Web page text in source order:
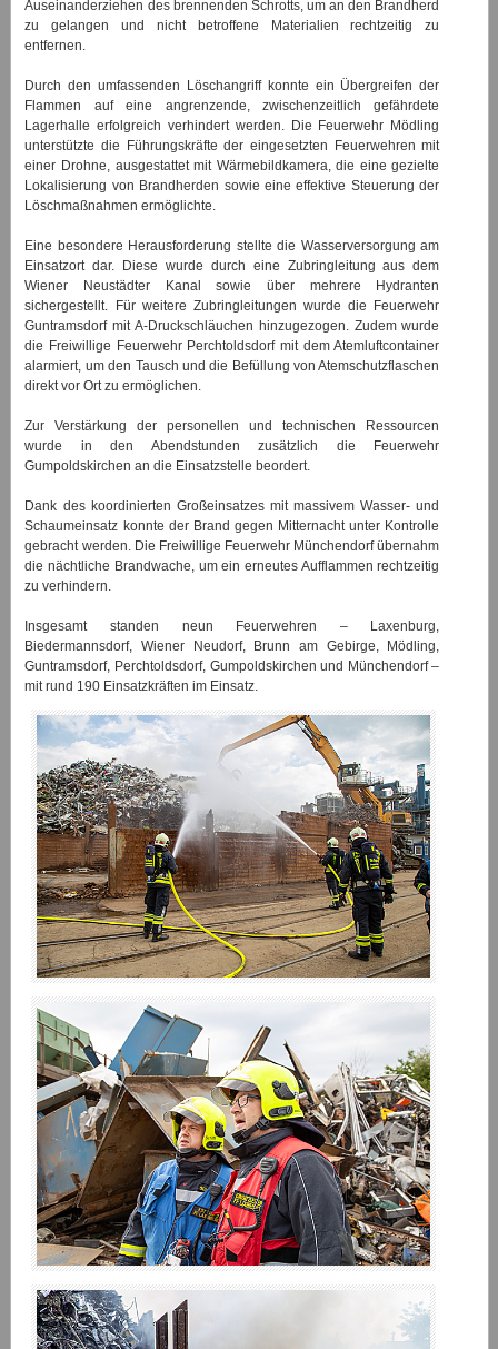
Auseinanderziehen des brennenden Schrotts, um an den Brandherd
zu gelangen und nicht betroffene Materialien rechtzeitig zu
entfernen.
Durch den umfassenden Löschangriff konnte ein Übergreifen der
Flammen auf eine angrenzende, zwischenzeitlich gefährdete
Lagerhalle erfolgreich verhindert werden. Die Feuerwehr Mödling
unterstützte die Führungskräfte der eingesetzten Feuerwehren mit
einer Drohne, ausgestattet mit Wärmebildkamera, die eine gezielte
Lokalisierung von Brandherden sowie eine effektive Steuerung der
Löschmaßnahmen ermöglichte.
Eine besondere Herausforderung stellte die Wasserversorgung am
Einsatzort dar. Diese wurde durch eine Zubringleitung aus dem
Wiener Neustädter Kanal sowie über mehrere Hydranten
sichergestellt. Für weitere Zubringleitungen wurde die Feuerwehr
Guntramsdorf mit A-Druckschläuchen hinzugezogen. Zudem wurde
die Freiwillige Feuerwehr Perchtoldsdorf mit dem Atemluftcontainer
alarmiert, um den Tausch und die Befüllung von Atemschutzflaschen
direkt vor Ort zu ermöglichen.
Zur Verstärkung der personellen und technischen Ressourcen
wurde in den Abendstunden zusätzlich die Feuerwehr
Gumpoldskirchen an die Einsatzstelle beordert.
Dank des koordinierten Großeinsatzes mit massivem Wasser- und
Schaumeinsatz konnte der Brand gegen Mitternacht unter Kontrolle
gebracht werden. Die Freiwillige Feuerwehr Münchendorf übernahm
die nächtliche Brandwache, um ein erneutes Aufflammen rechtzeitig
zu verhindern.
Insgesamt standen neun Feuerwehren – Laxenburg,
Biedermannsdorf, Wiener Neudorf, Brunn am Gebirge, Mödling,
Guntramsdorf, Perchtoldsdorf, Gumpoldskirchen und Münchendorf –
mit rund 190 Einsatzkräften im Einsatz.